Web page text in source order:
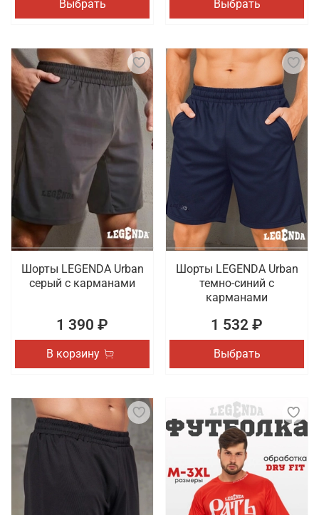
Выбрать Выбрать
Шорты LEGENDA Urban
серый c карманами
1 390 ₽
В корзину
Шорты LEGENDA Urban
темно-синий с
карманами
1 532 ₽
Выбрать